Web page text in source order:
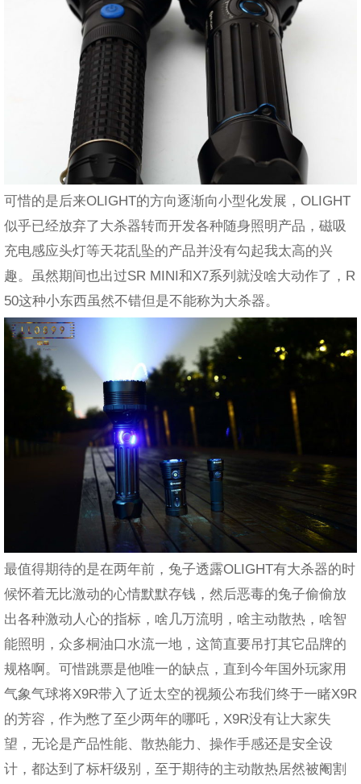
可惜的是后来OLIGHT的方向逐渐向小型化发展，OLIGHT
似乎已经放弃了大杀器转而开发各种随身照明产品，磁吸
充电感应头灯等天花乱坠的产品并没有勾起我太高的兴
趣。虽然期间也出过SR MINI和X7系列就没啥大动作了，R
50这种小东西虽然不错但是不能称为大杀器。
最值得期待的是在两年前，兔子透露OLIGHT有大杀器的时
候怀着无比激动的心情默默存钱，然后恶毒的兔子偷偷放
出各种激动人心的指标，啥几万流明，啥主动散热，啥智
能照明，众多桐油口水流一地，这简直要吊打其它品牌的
规格啊。可惜跳票是他唯一的缺点，直到今年国外玩家用
气象气球将X9R带入了近太空的视频公布我们终于一睹X9R
的芳容，作为憋了至少两年的哪吒，X9R没有让大家失
望，无论是产品性能、散热能力、操作手感还是安全设
计，都达到了标杆级别，至于期待的主动散热居然被阉割